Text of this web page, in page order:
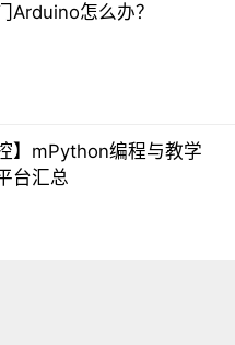
Arduino怎么办？
】mPython编程与教学
台汇总